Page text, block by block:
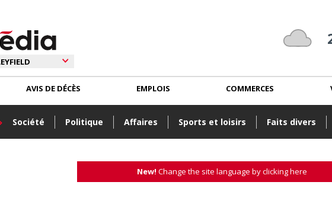
Société Politique Affaires Sports et loisirs Faits divers
AVIS DE DÉCÈS EMPLOIS COMMERCES
New! Change the site language by clicking here